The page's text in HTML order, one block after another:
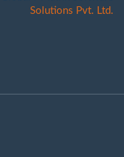
Solutions Pvt. Ltd.